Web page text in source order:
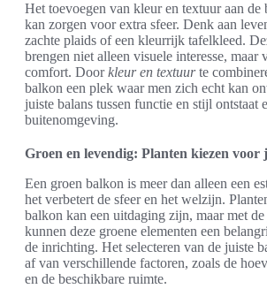
Het toevoegen van kleur en textuur aan de
kan zorgen voor extra sfeer. Denk aan
zachte plaids of een kleurrijk tafelkleed.
brengen niet alleen visuele interesse, maar
comfort. Doorkleur en textuurte
balkon een plek waar men zich echt kan
juiste balans tussen functie en stijl ontstaat
buitenomgeving.
Groen en levendig: Planten kiezen voor
Een groen balkon is meer dan alleen een
het verbetert de sfeer en het welzijn.
balkon kan een uitdaging zijn, maar met
kunnen deze groene elementen een
de inrichting. Het selecteren van de juiste
af van verschillende factoren, zoals de
en de beschikbare ruimte.